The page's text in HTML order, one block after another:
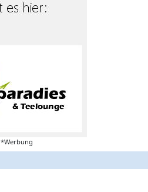
*Werbung